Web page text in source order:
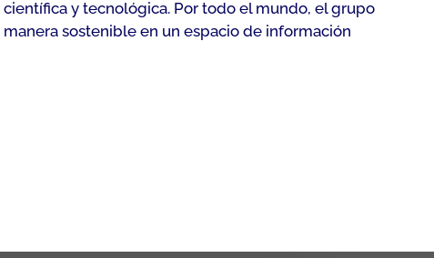
y tecnológica. Por todo el mundo, el grupo
sostenible en un espacio de información